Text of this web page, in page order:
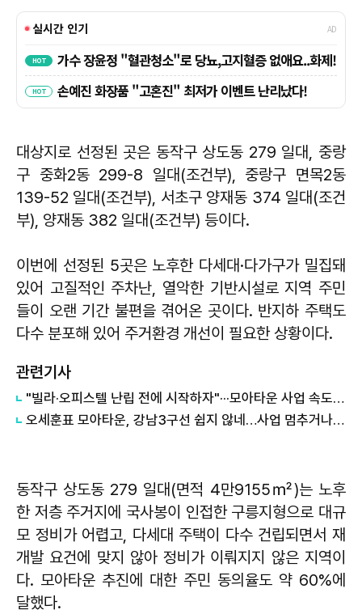
대상지로 선정된 곳은 동작구 상도동 279 일대, 중랑
구 중화2동 299-8 일대(조건부), 중랑구 면목2동
139-52 일대(조건부), 서초구 양재동 374 일대(조건
부), 양재동 382 일대(조건부) 등이다.
이번에 선정된 5곳은 노후한 다세대·다가구가 밀집돼
있어 고질적인 주차난, 열악한 기반시설로 지역 주민
들이 오랜 기간 불편을 겪어온 곳이다. 반지하 주택도
다수 분포해 있어 주거환경 개선이 필요한 상황이다.
관련기사
"빌라·오피스텔 난립 전에 시작하자"···모아타운 사업 속도 안간힘
오세훈표 모아타운, 강남3구선 쉽지 않네…사업 멈추거나 주민반대로 '삐걱'
동작구 상도동 279 일대(면적 4만9155㎡)는 노후
한 저층 주거지에 국사봉이 인접한 구릉지형으로 대규
모 정비가 어렵고, 다세대 주택이 다수 건립되면서 재
개발 요건에 맞지 않아 정비가 이뤄지지 않은 지역이
다. 모아타운 추진에 대한 주민 동의율도 약 60%에
달했다.